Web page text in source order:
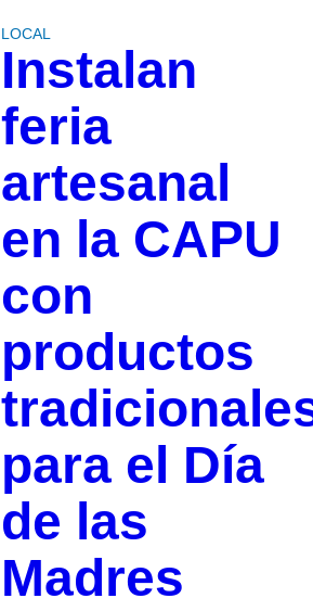
LOCAL
Instalan
feria
artesanal
en la CAPU
con
productos
para el Día
de las
Madres